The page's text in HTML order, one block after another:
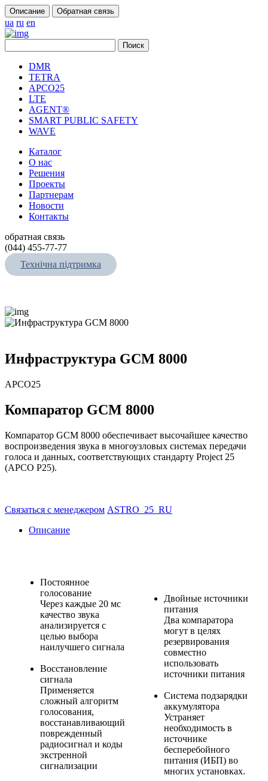
Описание Обратная связь
ua ru en
DMR
TETRA
APCO25
LTE
AGENT®
SMART PUBLIC SAFETY
WAVE
Каталог
О нас
Решения
Проекты
Партнерам
Новости
Контакты
обратная связь
(044) 455-77-77
Технічна підтримка
Инфраструктура GCM 8000
APCO25
Компаратор GCM 8000
Компаратор GCM 8000 обеспечивает высочайшее качество
воспроизведения звука в многоузловых системах передачи
голоса и данных, соответствующих стандарту Project 25
(APCO P25).
Связаться с менеджером ASTRO_25_RU
Описание
Постоянное
голосование
Через каждые 20 мс
качество звука
анализируется с
целью выбора
наилучшего сигнала
Восстановление
сигнала
Применяется
сложный алгоритм
голосования,
восстанавливающий
поврежденный
радиосигнал и коды
экстренной
сигнализации
Двойные источники
питания
Два компаратора
могут в целях
резервирования
совместно
использовать
источники питания
Система подзарядки
аккумулятора
Устраняет
необходимость в
источнике
бесперебойного
питания (ИБП) во
многих установках.